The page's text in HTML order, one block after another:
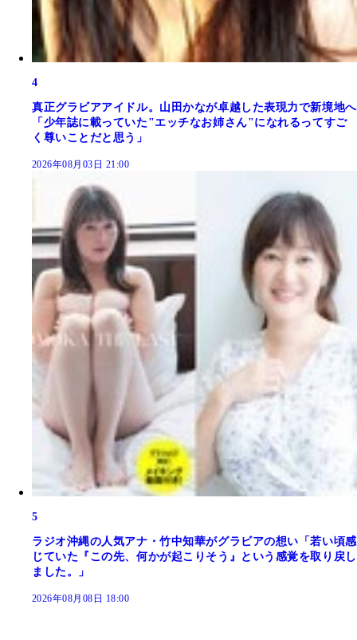
4
真正グラビアアイドル。山田かなが卓越した表現力で新境地へ
「少年誌に載っていた"エッチなお姉さん"になれるってすご
く尊いことだと思う」
2026年08月03日 21:00
5
ラジオ沖縄の人気アナ・竹中知華がグラビアの想い「若い頃感
じていた『この先、何かが起こりそう』という感覚を取り戻し
ました。」
2026年08月08日 18:00